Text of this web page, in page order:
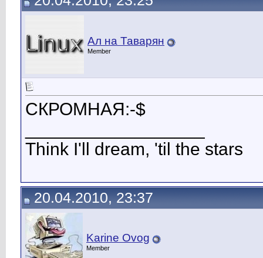
Ал на Таварян
Member
СКРОМНАЯ:-$
Think I'll dream, 'til the stars
20.04.2010, 23:37
Karine Оvog
Member